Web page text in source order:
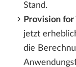
Stand.
Provision
jetzt
die